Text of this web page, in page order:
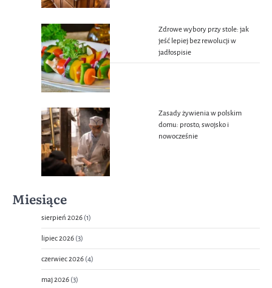
Zdrowe wybory przy stole: jak
jeść lepiej bez rewolucji w
jadłospisie
Zasady żywienia w polskim
domu: prosto, swojsko i
nowocześnie
Miesiące
sierpień 2026 (1)
lipiec 2026 (3)
czerwiec 2026 (4)
maj 2026 (3)